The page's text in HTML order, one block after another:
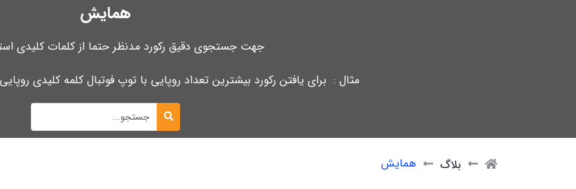
همایش
جهت جستجوی دقیق رکورد مدنظر حتما از کلمات کلیدی
مثال : برای یافتن رکورد بیشترین تعداد روپایی با توپ فوتبال کلمه کلیدی
بلاگ همایش